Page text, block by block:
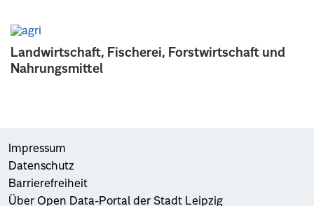
Landwirtschaft, Fischerei, Forstwirtschaft und
Nahrungsmittel
Impressum
Datenschutz
Barrierefreiheit
Über Open Data-Portal der Stadt Leipzig